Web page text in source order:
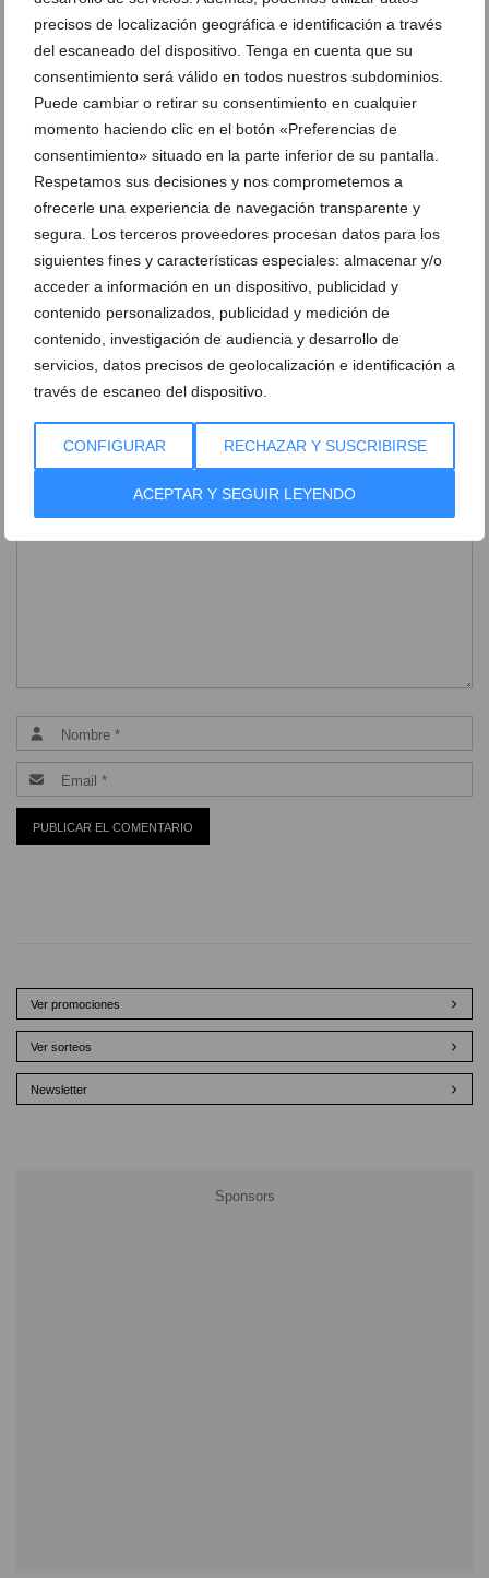
precisos de localización geográfica e identificación a través
del escaneado del dispositivo. Tenga en cuenta que su
consentimiento será válido en todos nuestros subdominios.
Puede cambiar o retirar su consentimiento en cualquier
momento haciendo clic en el botón «Preferencias de
consentimiento» situado en la parte inferior de su pantalla.
Respetamos sus decisiones y nos comprometemos a
ofrecerle una experiencia de navegación transparente y
segura. Los terceros proveedores procesan datos para los
siguientes fines y características especiales: almacenar y/o
acceder a información en un dispositivo, publicidad y
contenido personalizados, publicidad y medición de
contenido, investigación de audiencia y desarrollo de
servicios, datos precisos de geolocalización e identificación a
través de escaneo del dispositivo.
CONFIGURAR RECHAZAR Y SUSCRIBIRSE
ACEPTAR Y SEGUIR LEYENDO
educación pública (4)
educación pública (5)
educación pública (6)
educación pública (7)
educación pública (8)
educación pública (9)
educación pública (10)
educación pública (1)
Ver promociones
Ver sorteos
Newsletter